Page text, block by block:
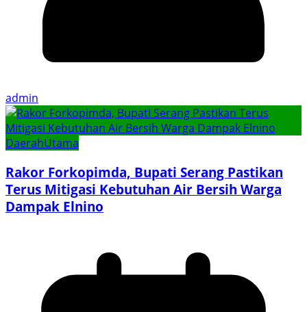
admin
DaerahUtama
Rakor Forkopimda, Bupati Serang Pastikan
Terus Mitigasi Kebutuhan Air Bersih Warga
Dampak Elnino